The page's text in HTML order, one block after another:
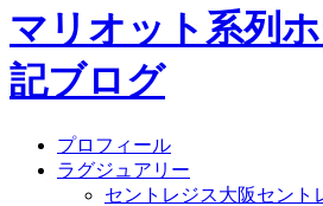
マリオット系列
記ブログ
プロフィール
ラグジュアリー
セントレジス大阪セント